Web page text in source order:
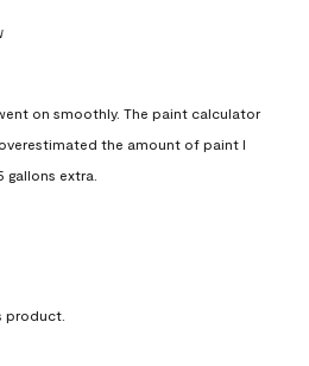
on smoothly. The paint calculator
the amount of paint I
gallons extra.
product.